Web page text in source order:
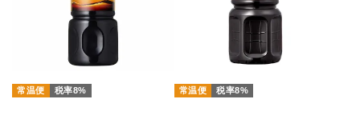
常温便 税率8% 常温便 税率8%